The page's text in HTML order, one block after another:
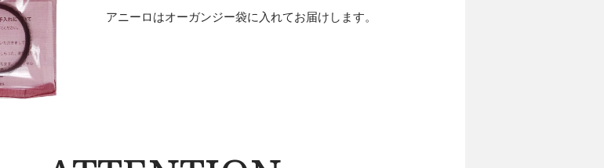
アニーロはオーガンジー袋に入れてお届けします。